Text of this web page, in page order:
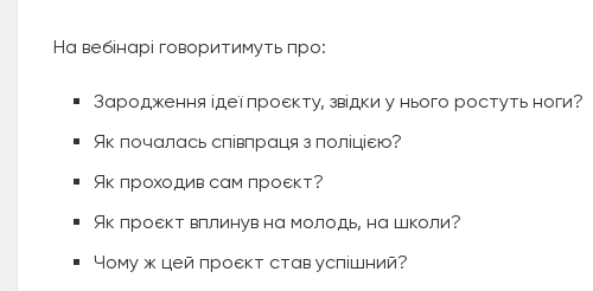
На вебінарі говоритимуть про:
Зародження ідеї проєкту, звідки у нього ростуть ноги?
Як почалась співпраця з поліцією?
Як проходив сам проєкт?
Як проєкт вплинув на молодь, на школи?
Чому ж цей проєкт став успішний?